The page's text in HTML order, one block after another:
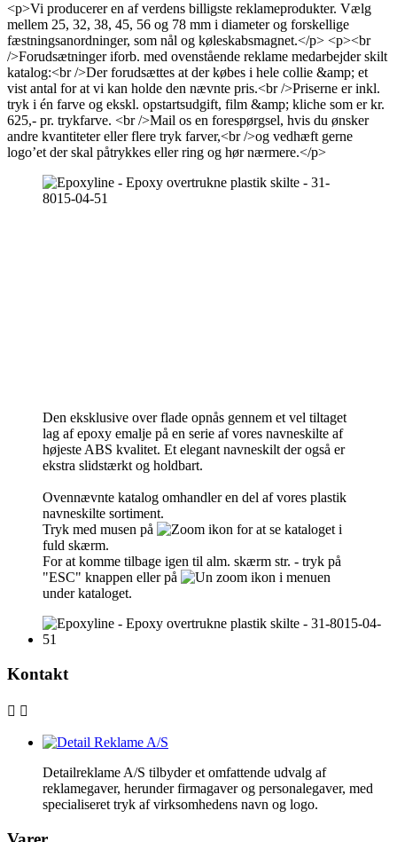
<p>Vi producerer en af verdens billigste reklameprodukter. Vælg
mellem 25, 32, 38, 45, 56 og 78 mm i diameter og forskellige
fæstningsanordninger, som nål og køleskabsmagnet.</p> <p><br
/>Forudsætninger iforb. med ovenstående reklame medarbejder skilt
katalog:<br />Der forudsættes at der købes i hele collie &amp; et
vist antal for at vi kan holde den nævnte pris.<br />Priserne er inkl.
tryk i én farve og ekskl. opstartsudgift, film &amp; kliche som er kr.
625,- pr. trykfarve. <br />Mail os en forespørgsel, hvis du ønsker
andre kvantiteter eller flere tryk farver,<br />og vedhæft gerne
logo’et der skal påtrykkes eller ring og hør nærmere.</p>
Den eksklusive over flade opnås gennem et vel tiltaget
lag af epoxy emalje på en serie af vores navneskilte af
højeste ABS kvalitet. Et elegant navneskilt der også er
ekstra slidstærkt og holdbart.
Ovennævnte katalog omhandler en del af vores plastik
navneskilte sortiment.
Tryk med musen på
for at se kataloget i
fuld skærm.
For at komme tilbage igen til alm. skærm str. - tryk på
"ESC" knappen eller på
i menuen
under kataloget.
Kontakt
 
Detailreklame A/S tilbyder et omfattende udvalg af
reklamegaver, herunder firmagaver og personalegaver, med
specialiseret tryk af virksomhedens navn og logo.